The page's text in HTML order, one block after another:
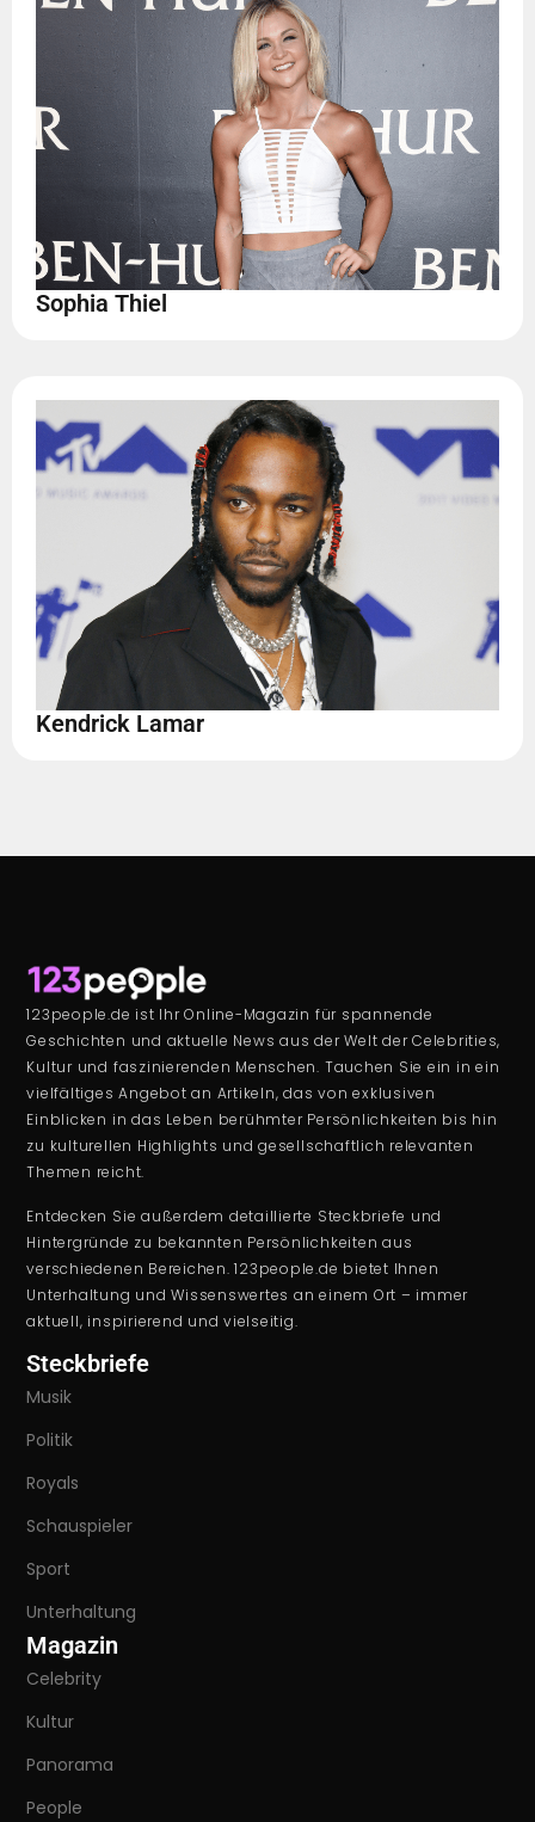
Sophia Thiel
Kendrick Lamar
123people.de ist Ihr Online-Magazin für spannende
Geschichten und aktuelle News aus der Welt der Celebrities,
Kultur und faszinierenden Menschen. Tauchen Sie ein in ein
vielfältiges Angebot an Artikeln, das von exklusiven
Einblicken in das Leben berühmter Persönlichkeiten bis hin
zu kulturellen Highlights und gesellschaftlich relevanten
Themen reicht.
Entdecken Sie außerdem detaillierte Steckbriefe und
Hintergründe zu bekannten Persönlichkeiten aus
verschiedenen Bereichen. 123people.de bietet Ihnen
Unterhaltung und Wissenswertes an einem Ort – immer
aktuell, inspirierend und vielseitig.
Steckbriefe
Musik
Politik
Royals
Schauspieler
Sport
Unterhaltung
Magazin
Celebrity
Kultur
Panorama
People